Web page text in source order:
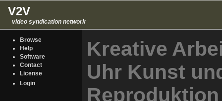
V2V
video syndication network
Browse
Help
Software
Contact
License
Login
Kreative
Uhr Kunst
Reproduktion